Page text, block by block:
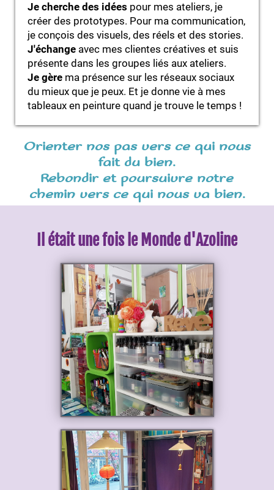
Je cherche des idées pour mes ateliers, je
créer des prototypes. Pour ma communication,
je conçois des visuels, des réels et des stories.
J'échange avec mes clientes créatives et suis
présente dans les groupes liés aux ateliers.
Je gère ma présence sur les réseaux sociaux
du mieux que je peux. Et je donne vie à mes
tableaux en peinture quand je trouve le temps !
Orienter nos pas vers ce qui nous
fait du bien.
Rebondir et poursuivre notre
chemin vers ce qui nous va bien.
Il était une fois le Monde d'Azoline